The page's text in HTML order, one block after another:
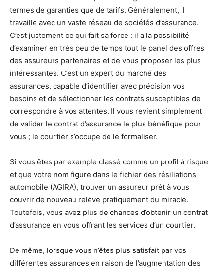
termes de garanties que de tarifs. Généralement, il
travaille avec un vaste réseau de sociétés d’assurance.
C’est justement ce qui fait sa force : il a la possibilité
d’examiner en très peu de temps tout le panel des offres
des assureurs partenaires et de vous proposer les plus
intéressantes. C’est un expert du marché des
assurances, capable d’identifier avec précision vos
besoins et de sélectionner les contrats susceptibles de
correspondre à vos attentes. Il vous revient simplement
de valider le contrat d’assurance le plus bénéfique pour
vous ; le courtier s’occupe de le formaliser.
Si vous êtes par exemple classé comme un profil à risque
et que votre nom figure dans le fichier des résiliations
automobile (AGIRA), trouver un assureur prêt à vous
couvrir de nouveau relève pratiquement du miracle.
Toutefois, vous avez plus de chances d’obtenir un contrat
d’assurance en vous offrant les services d’un courtier.
De même, lorsque vous n’êtes plus satisfait par vos
différentes assurances en raison de l’augmentation des